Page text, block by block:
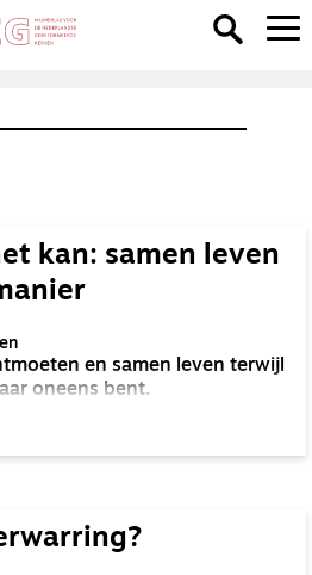
kan: samen leven
en samen leven terwijl
oneens bent.